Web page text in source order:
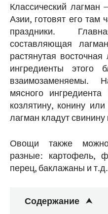
Классический
Азии, готовят его там
праздники.
составляющая
растянутая
ингредиенты
взаимозаменяемы.
мясного
козлятину, конину
лагман кладут
Овощи также
разные: картофель,
перец, баклажаны и т.д.
Содержание